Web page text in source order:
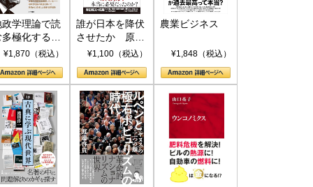
政学理論で読
多極化する世
トランプと
¥1,870（税込）
誰が日本を降伏
させたか 原爆
投下、ソ連参
(PHP新書)
¥1,100（税込）
農業ビジネス
¥1,848（税込）